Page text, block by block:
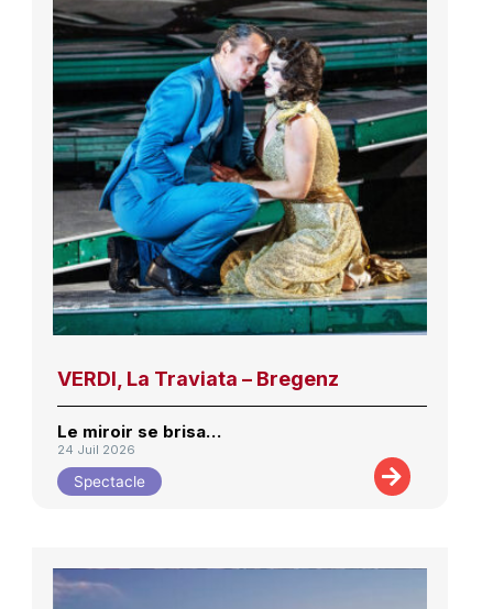
VERDI, La Traviata – Bregenz
Le miroir se brisa…
24 Juil 2026
Spectacle